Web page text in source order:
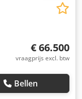
€ 66.500
vraagprijs excl. btw
Bellen